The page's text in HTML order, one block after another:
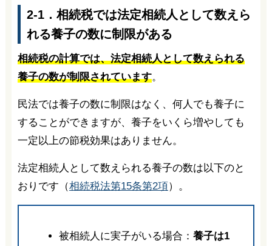
2-1．相続税では法定相続人として数えら
れる養子の数に制限がある
相続税の計算では、法定相続人として数えられる
養子の数が制限されています。
民法では養子の数に制限はなく、何人でも養子に
することができますが、養子をいくら増やしても
一定以上の節税効果はありません。
法定相続人として数えられる養子の数は以下のと
おりです（相続税法第15条第2項）。
被相続人に実子がいる場合： 養子は1